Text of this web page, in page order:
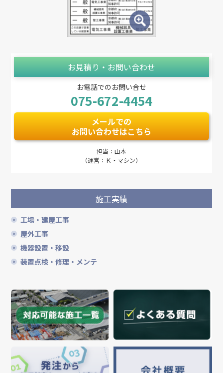
お見積り・お問い合わせ
お電話でのお問い合せ
075-672-4454
メールでの
お問い合わせはこちら
担当：山本
（運営：Ｋ・マシン）
施工実績
工場・建屋工事
屋外工事
機器設置・移設
装置点検・修理・メンテ